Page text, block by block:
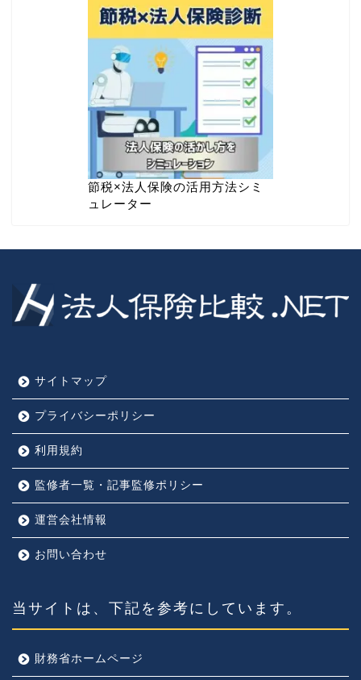
節税×法人保険の活用方法シミ
ュレーター
サイトマップ
プライバシーポリシー
利用規約
監修者一覧・記事監修ポリシー
運営会社情報
お問い合わせ
当サイトは、下記を参考にしています。
財務省ホームページ